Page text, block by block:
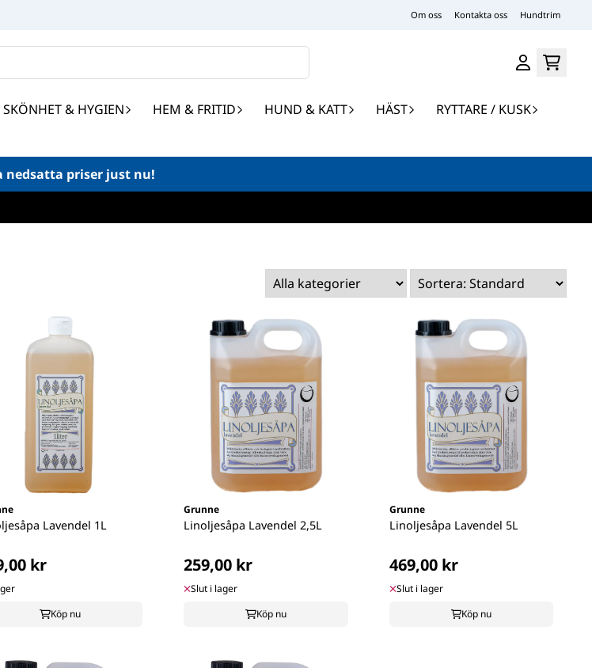
Om oss Kontakta oss Hundtrim
SKÖNHET & HYGIEN HEM & FRITID HUND & KATT HÄST
RYTTARE / KUSK
nedsatta priser just nu!
Lavendel 1L
kr
Köp nu
Grunne
Linoljesåpa Lavendel 2,5L
259,00 kr
Slut i lager
Köp nu
Grunne
Linoljesåpa Lavendel 5L
469,00 kr
Slut i lager
Köp nu